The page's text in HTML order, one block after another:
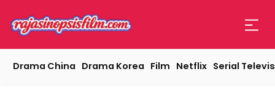
Drama China Drama Korea Film Netflix Serial